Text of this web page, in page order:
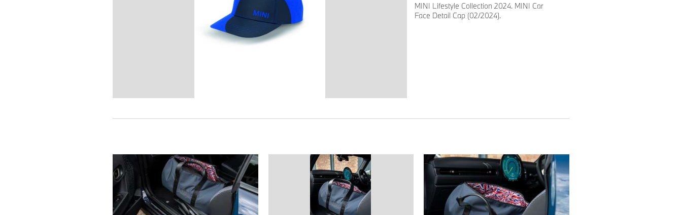
MINI Lifestyle Collection 2024. MINI Car
Face Detail Cap (02/2024).